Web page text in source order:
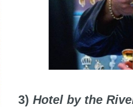
3) Hotel by the